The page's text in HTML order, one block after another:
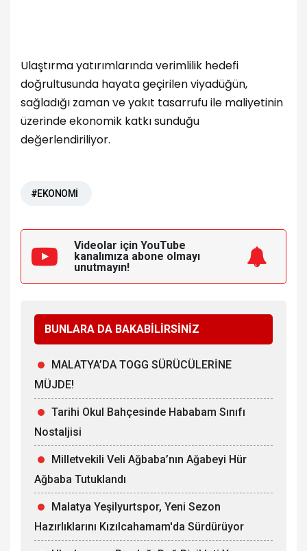
Ulaştırma yatırımlarında verimlilik hedefi
doğrultusunda hayata geçirilen viyadüğün,
sağladığı zaman ve yakıt tasarrufu ile maliyetinin
üzerinde ekonomik katkı sunduğu
değerlendiriliyor.
#EKONOMİ
Videolar için YouTube
kanalımıza abone olmayı
unutmayın!
BUNLARA DA BAKABİLİRSİNİZ
MALATYA’DA TOGG SÜRÜCÜLERİNE
MÜJDE!
Tarihi Okul Bahçesinde Hababam Sınıfı
Nostaljisi
Milletvekili Veli Ağbaba’nın Ağabeyi Hür
Ağbaba Tutuklandı
Malatya Yeşilyurtspor, Yeni Sezon
Hazırlıklarını Kızılcahamam'da Sürdürüyor